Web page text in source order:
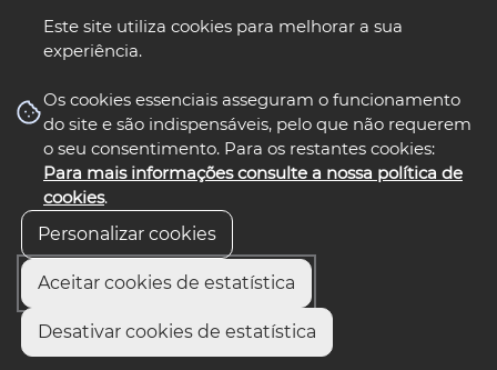
Este site utiliza cookies para melhorar a sua
experiência.
Os cookies essenciais asseguram o funcionamento
do site e são indispensáveis, pelo que não requerem
o seu consentimento. Para os restantes cookies:
Para mais informações consulte a nossa política de
cookies.
Personalizar cookies
Aceitar cookies de estatística
Desativar cookies de estatística
nos select language
Início
ATIVIDADES DE ENRIQUECIMENTO CURRICULAR